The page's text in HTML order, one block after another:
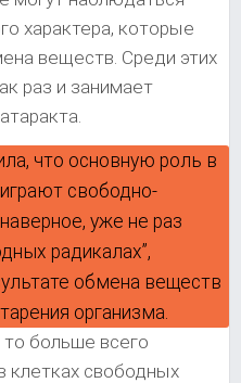
характера, которые
веществ. Среди этих
раз и занимает
что основную роль в
свободно-
уже не раз
радикалах”,
обмена веществ
организма.
то больше всего
клетках свободных